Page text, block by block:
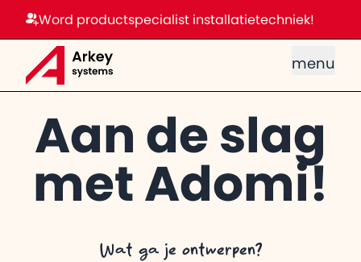
Word productspecialist installatietechniek!
menu
Aan de slag
met Adomi!
Wat ga je ontwerpen?